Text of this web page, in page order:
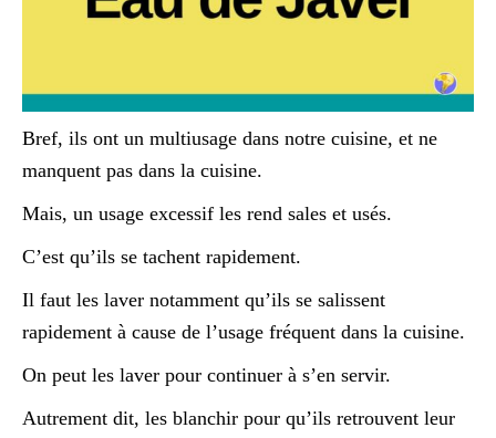
Bref, ils ont un multiusage dans notre cuisine, et ne
manquent pas dans la cuisine.
Mais, un usage excessif les rend sales et usés.
C’est qu’ils se tachent rapidement.
Il faut les laver notamment qu’ils se salissent
rapidement à cause de l’usage fréquent dans la cuisine.
On peut les laver pour continuer à s’en servir.
Autrement dit, les blanchir pour qu’ils retrouvent leur